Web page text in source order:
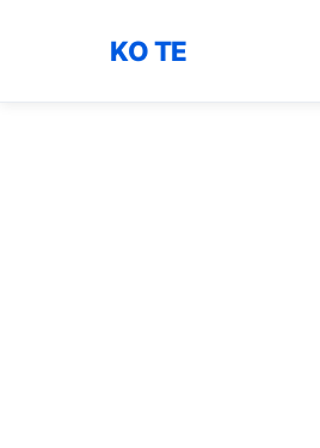
KO TE